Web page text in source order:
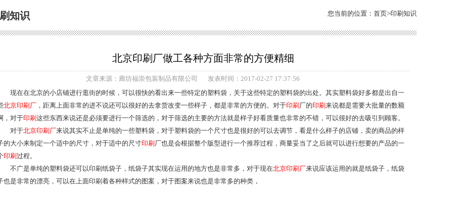
知识 您当前的位置： 首页>印刷知识
北京印刷厂做工各种方面非常的方便精细
文章来源：廊坊福崇包装制品有限公司
发表时间：2017-02-27 17:37:56
在在北京的小店铺进行逛街的时候，可以很快的看出来一些特定的塑料袋，关于这些特定的塑料袋的出处。其实塑料袋好多都是出自一
北京印刷厂 ，距离上面非常的进不说还可以很好的去拿货改变一些样子，都是非常的方便的。对于印刷 厂的印刷 来说都是需要大批量的数额
，对于印刷 这些东西来说还是必须要进行一个筛选的，对于筛选的主要的方法就是样子好看质量也非常的不错，可以很好的去吸引到顾客。
于北京印刷厂来说其实不止是单纯的一些塑料袋，对于塑料袋的一个尺寸也是很好的可以去调节，看是什么样子的店铺，卖的商品的样
的大小来制定一个适中的尺寸，对于适中的尺寸印刷 厂也是会根据整个版型进行一个推荐过程，商量妥当了之后就可以进行想要的产品的一
印刷 过程。
广是单纯的塑料袋还可以印刷纸袋子，纸袋子其实现在运用的地方也是非常多，对于现在北京印刷厂来说应该运用的就是纸袋子，纸袋
也是非常的漂亮，可以在上面印刷着各种样式的图案，对于图案来说也是非常多的种类，